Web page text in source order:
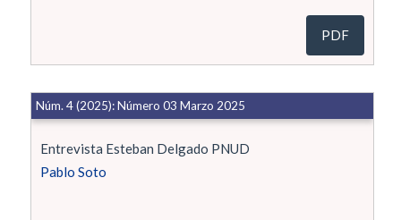
PDF
Entrevista Esteban Delgado PNUD
Pablo Soto
Núm. 4 (2025): Número 03 Marzo 2025